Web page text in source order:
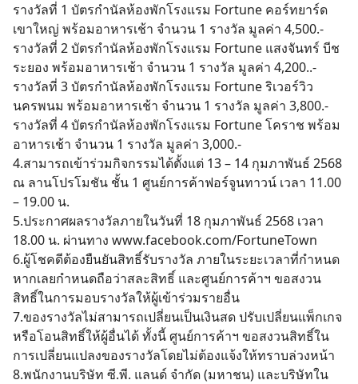
รางวัลที่ 1 บัตรกํานัลห้องพักโรงแรม Fortune คอร์ทยาร์ด
เขาใหญ่ พร้อมอาหารเช้า จำนวน 1 รางวัล มูลค่า 4,500.-
รางวัลที่ 2 บัตรกํานัลห้องพักโรงแรม Fortune แสงจันทร์ บีช
ระยอง พร้อมอาหารเช้า จำนวน 1 รางวัล มูลค่า 4,200..-
รางวัลที่ 3 บัตรกํานัลห้องพักโรงแรม Fortune ริเวอร์วิว
นครพนม พร้อมอาหารเช้า จำนวน 1 รางวัล มูลค่า 3,800.-
รางวัลที่ 4 บัตรกํานัลห้องพักโรงแรม Fortune โคราช พร้อม
อาหารเช้า จำนวน 1 รางวัล มูลค่า 3,000.-
4.สามารถเข้าร่วมกิจกรรมได้ตั้งแต่ 13 – 14 กุมภาพันธ์ 2568
ณ ลานโปรโมชัน ชั้น 1 ศูนย์การค้าฟอร์จูนทาวน์ เวลา 11.00
– 19.00 น.
5.ประกาศผลรางวัลภายในวันที่ 18 กุมภาพันธ์ 2568 เวลา
18.00 น. ผ่านทาง www.facebook.com/FortuneTown
6.ผู้โชคดีต้องยืนยันสิทธิ์รับรางวัล ภายในระยะเวลาที่กำหนด
หากเลยกำหนดถือว่าสละสิทธิ์ และศูนย์การค้าฯ ขอสงวน
สิทธิ์ในการมอบรางวัลให้ผู้เข้าร่วมรายอื่น
7.ของรางวัลไม่สามารถเปลี่ยนเป็นเงินสด ปรับเปลี่ยนแพ็กเกจ
หรือโอนสิทธิ์ให้ผู้อื่นได้ ทั้งนี้ ศูนย์การค้าฯ ขอสงวนสิทธิ์ใน
การเปลี่ยนแปลงของรางวัลโดยไม่ต้องแจ้งให้ทราบล่วงหน้า
8.พนักงานบริษัท ซี.พี. แลนด์ จำกัด (มหาชน) และบริษัทใน